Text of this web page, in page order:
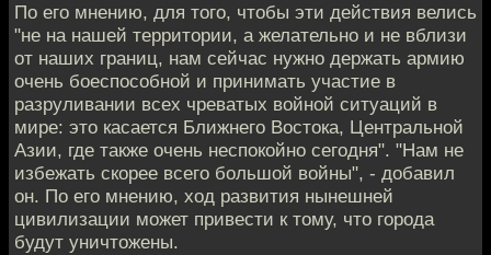
По его мнению, для того, чтобы эти действия велись
"не на нашей территории, а желательно и не вблизи
от наших границ, нам сейчас нужно держать армию
очень боеспособной и принимать участие в
разруливании всех чреватых войной ситуаций в
мире: это касается Ближнего Востока, Центральной
Азии, где также очень неспокойно сегодня". "Нам не
избежать скорее всего большой войны", - добавил
он. По его мнению, ход развития нынешней
цивилизации может привести к тому, что города
будут уничтожены.